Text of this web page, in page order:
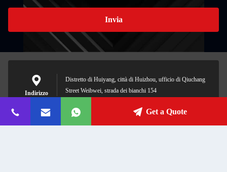
Invia
Indirizzo
Distretto di Huiyang, città di Huizhou, ufficio di Qiuchang
Street Weibwei, strada dei bianchi 154
Get a Quote